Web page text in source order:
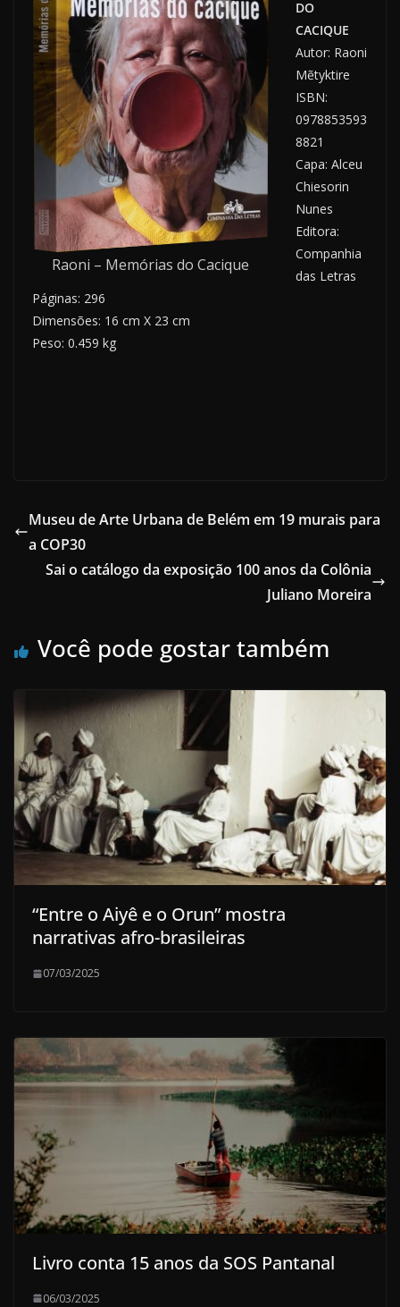
Raoni – Memórias do Cacique
DO
CACIQUE
Autor: Raoni
Mẽtyktire
ISBN:
0978853593
8821
Capa: Alceu
Chiesorin
Nunes
Editora:
Companhia
das Letras
Páginas: 296
Dimensões: 16 cm X 23 cm
Peso: 0.459 kg
Museu de Arte Urbana de Belém em 19 murais para
a COP30
Sai o catálogo da exposição 100 anos da Colônia
Juliano Moreira
Você pode gostar também
“Entre o Aiyê e o Orun” mostra
narrativas afro-brasileiras
07/03/2025
Livro conta 15 anos da SOS Pantanal
06/03/2025